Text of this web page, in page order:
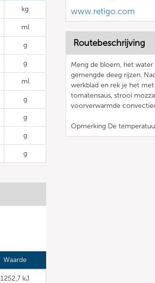
kg
ml
g
g
ml
g
g
g
g
Waarde
1252,7 kJ
www.retigo.com
Routebeschrijving
Meng de bloem, het
gemengde deeg rijzen.
werkblad en rek je het
tomatensaus, strooi
voorverwarmde
Opmerking De